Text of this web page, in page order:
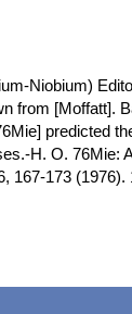
Niobium)
from [Moffatt].
predicted
H. O. 76Mie:
167-173 (1976).